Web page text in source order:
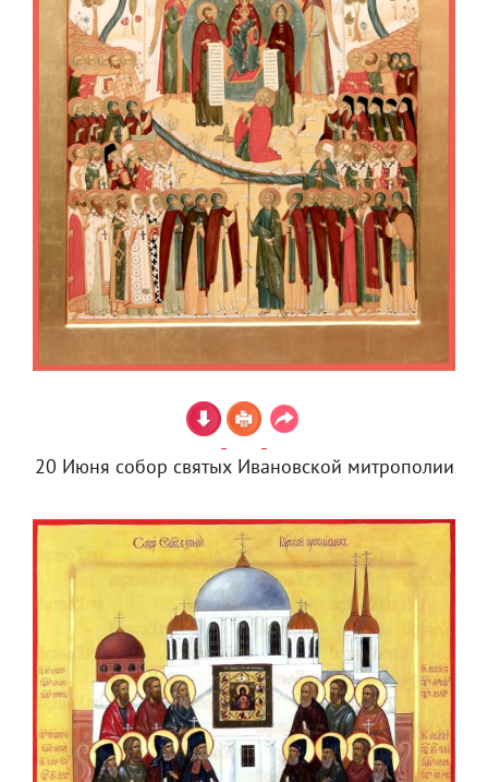
20 Июня собор святых Ивановской митрополии